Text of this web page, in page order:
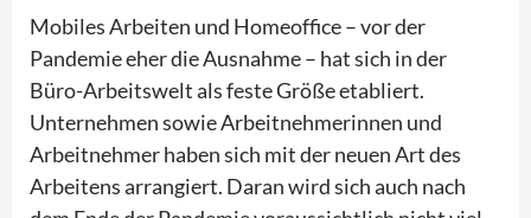
Mobiles Arbeiten und Homeoffice – vor der
Pandemie eher die Ausnahme – hat sich in der
Büro-Arbeitswelt als feste Größe etabliert.
Unternehmen sowie Arbeitnehmerinnen und
Arbeitnehmer haben sich mit der neuen Art des
Arbeitens arrangiert. Daran wird sich auch nach